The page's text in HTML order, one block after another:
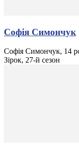
Софія Симончук
Софія Симончук, 14
Зірок, 27-й сезон